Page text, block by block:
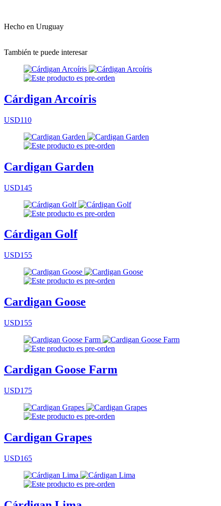
Hecho en Uruguay
También te puede interesar
Cárdigan Arcoíris
USD110
Cardigan Garden
USD145
Cárdigan Golf
USD155
Cardigan Goose
USD155
Cardigan Goose Farm
USD175
Cardigan Grapes
USD165